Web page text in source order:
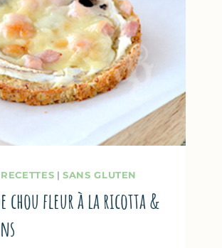
RECETTES |SANS GLUTEN
chou fleur à la ricotta &